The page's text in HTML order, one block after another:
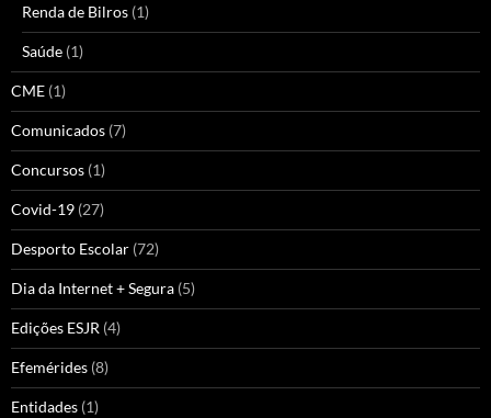
Renda de Bilros (1)
Saúde (1)
CME (1)
Comunicados (7)
Concursos (1)
Covid-19 (27)
Desporto Escolar (72)
Dia da Internet + Segura (5)
Edições ESJR (4)
Efemérides (8)
Entidades (1)